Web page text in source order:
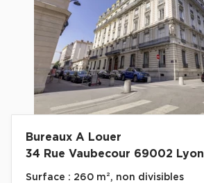
Bureaux A Louer
34 Rue Vaubecour 69002 Lyon
Surface : 260 m², non divisibles